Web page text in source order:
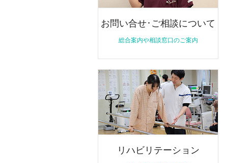
お問い合せ･ご相談について
総合案内や相談窓口のご案内
リハビリテーション